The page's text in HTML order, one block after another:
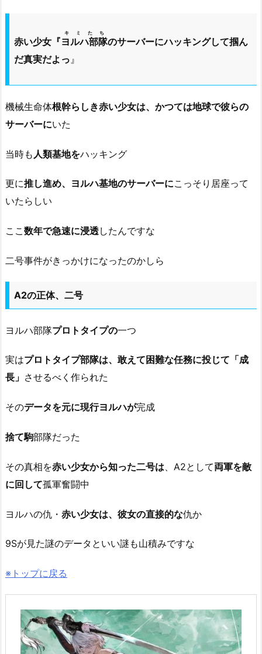
赤い少女『ヨルハ部隊
キミたち
のサーバーにハッキングして掴ん
だ真実だよっ』
機械生命体根幹らしき赤い少女は、かつては地球で彼らの
サーバーにいた
当時も 人類基地をハッキング
更に推し進め、ヨルハ基地のサーバーにこっそり居座って
いたらしい
ここ数年で急速に浸透したんですな
二号事件がきっかけになったのかしら
A2の正体、二号
ヨルハ部隊プロトタイプの一つ
実はプロトタイプ部隊は、敢えて困難な任務に投じて「成
長」 させるべく作られた
そのデータを元に現行ヨルハが完成
捨て駒部隊だった
その真相を赤い少女から知った二号は 、A2として両軍を敵
に回して孤軍奮闘中
ヨルハの仇・ 赤い少女は、彼女の直接的な仇か
9Sが見た謎のデータといい謎も山積みですな
※トップに戻る